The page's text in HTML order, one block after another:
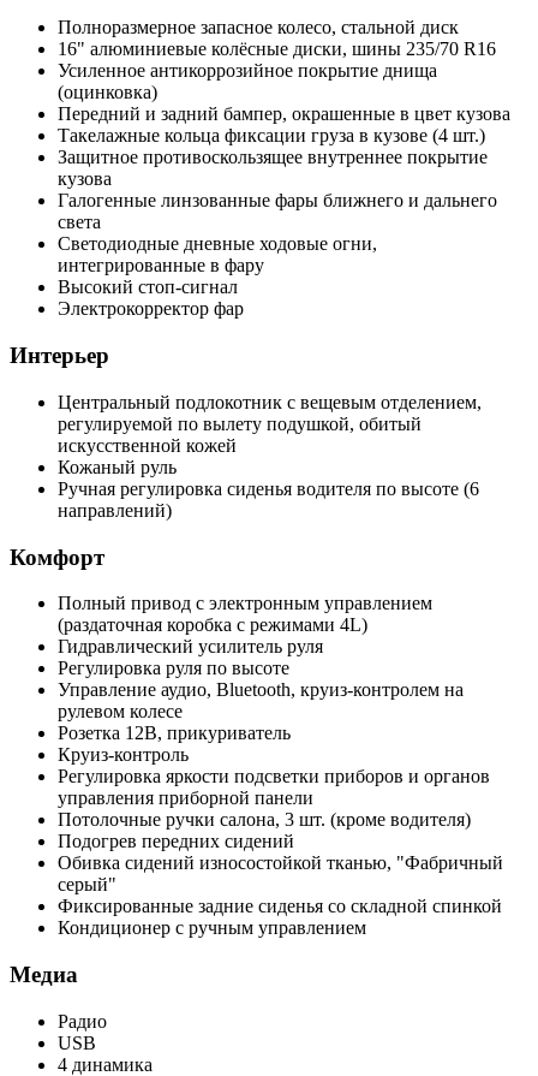
Полноразмерное запасное колесо, стальной диск
16" алюминиевые колёсные диски, шины 235/70 R16
Усиленное антикоррозийное покрытие днища
(оцинковка)
Передний и задний бампер, окрашенные в цвет кузова
Такелажные кольца фиксации груза в кузове (4 шт.)
Защитное противоскользящее внутреннее покрытие
кузова
Галогенные линзованные фары ближнего и дальнего
света
Светодиодные дневные ходовые огни,
интегрированные в фару
Высокий стоп-сигнал
Электрокорректор фар
Интерьер
Центральный подлокотник с вещевым отделением,
регулируемой по вылету подушкой, обитый
искусственной кожей
Кожаный руль
Ручная регулировка сиденья водителя по высоте (6
направлений)
Комфорт
Полный привод с электронным управлением
(раздаточная коробка с режимами 4L)
Гидравлический усилитель руля
Регулировка руля по высоте
Управление аудио, Bluetooth, круиз-контролем на
рулевом колесе
Розетка 12В, прикуриватель
Круиз-контроль
Регулировка яркости подсветки приборов и органов
управления приборной панели
Потолочные ручки салона, 3 шт. (кроме водителя)
Подогрев передних сидений
Обивка сидений износостойкой тканью, "Фабричный
серый"
Фиксированные задние сиденья со складной спинкой
Кондиционер с ручным управлением
Медиа
Радио
USB
4 динамика